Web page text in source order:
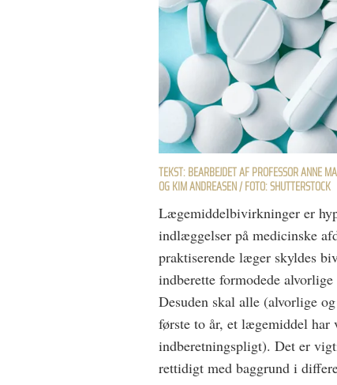
TEKST: BEARBEJDET AF PROFESSOR ANNE
OG KIM ANDREASEN / FOTO: SHUTTERSTOCK
Lægemiddelbivirkninger er
indlæggelser på medicinske
praktiserende læger skyldes
indberette formodede
Desuden skal alle (alvorlige
første to år, et lægemiddel
indberetningspligt). Det er
rettidigt med baggrund i